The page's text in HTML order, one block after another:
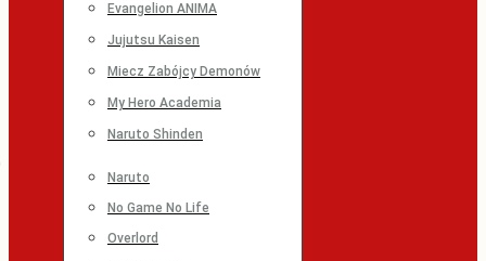
Evangelion ANIMA
Jujutsu Kaisen
Miecz Zabójcy Demonów
My Hero Academia
Naruto Shinden
Naruto
No Game No Life
Overlord